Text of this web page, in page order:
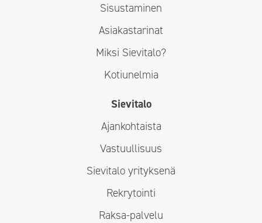
Sisustaminen
Asiakastarinat
Miksi Sievitalo?
Kotiunelmia
Sievitalo
Ajankohtaista
Vastuullisuus
Sievitalo yrityksenä
Rekrytointi
Raksa-palvelu